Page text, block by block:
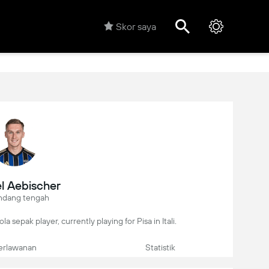
Skor saya
Aebischer
tengah
sepak player, currently playing for Pisa in Itali.
Statistik